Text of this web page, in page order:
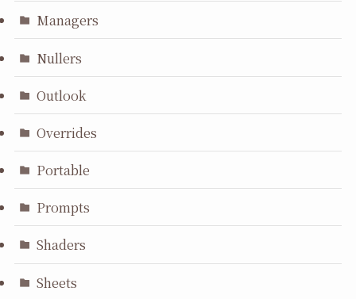
Managers
Nullers
Outlook
Overrides
Portable
Prompts
Shaders
Sheets